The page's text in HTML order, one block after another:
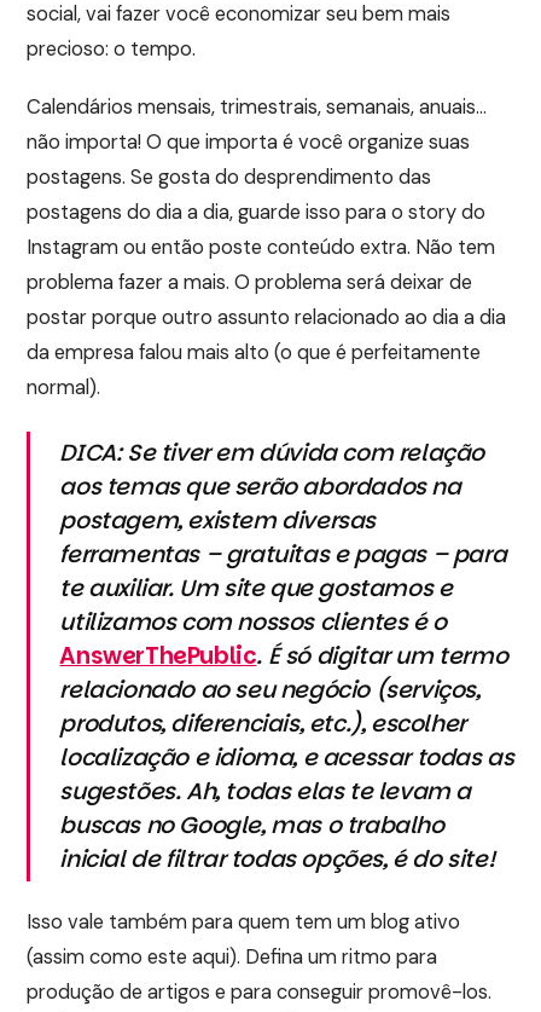
social, vai fazer você economizar seu bem mais
precioso: o tempo.
Calendários mensais, trimestrais, semanais, anuais…
não importa! O que importa é você organize suas
postagens. Se gosta do desprendimento das
postagens do dia a dia, guarde isso para o story do
Instagram ou então poste conteúdo extra. Não tem
problema fazer a mais. O problema será deixar de
postar porque outro assunto relacionado ao dia a dia
da empresa falou mais alto (o que é perfeitamente
normal).
DICA: Se tiver em dúvida com relação
aos temas que serão abordados na
postagem, existem diversas
ferramentas – gratuitas e pagas – para
te auxiliar. Um site que gostamos e
utilizamos com nossos clientes é o
AnswerThePublic. É só digitar um termo
relacionado ao seu negócio (serviços,
produtos, diferenciais, etc.), escolher
localização e idioma, e acessar todas as
sugestões. Ah, todas elas te levam a
buscas no Google, mas o trabalho
inicial de filtrar todas opções, é do site!
Isso vale também para quem tem um blog ativo
(assim como este aqui). Defina um ritmo para
produção de artigos e para conseguir promovê-los.